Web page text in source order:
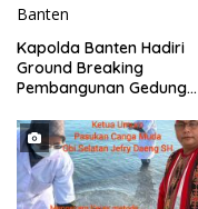
Kapolda Banten Hadiri
Ground Breaking
Pembangunan Gedung
Provinsi Banten